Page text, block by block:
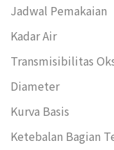
Jadwal Pemakaian
Kadar Air
Transmisibilitas
Diameter
Kurva Basis
Ketebalan Bagian